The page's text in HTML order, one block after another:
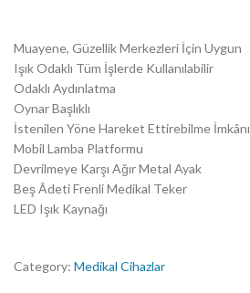
Muayene, Güzellik Merkezleri İçin Uygun
Işık Odaklı Tüm İşlerde Kullanılabilir
Odaklı Aydınlatma
Oynar Başlıklı
İstenilen Yöne Hareket Ettirebilme İmkânı
Mobil Lamba Platformu
Devrilmeye Karşı Ağır Metal Ayak
Beş Âdeti Frenli Medikal Teker
LED Işık Kaynağı
Category: Medikal Cihazlar